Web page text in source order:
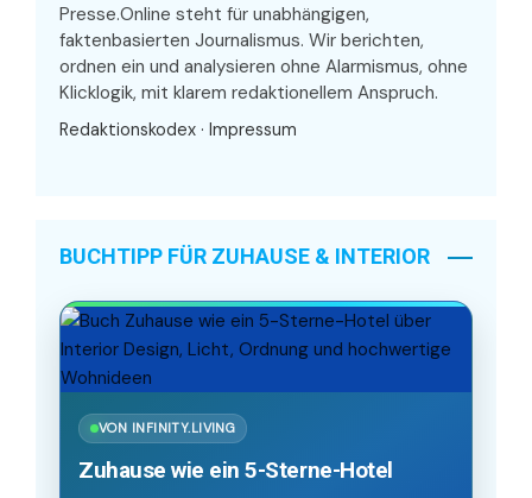
Presse.Online steht für unabhängigen,
faktenbasierten Journalismus. Wir berichten,
ordnen ein und analysieren ohne Alarmismus, ohne
Klicklogik, mit klarem redaktionellem Anspruch.
Redaktionskodex · Impressum
BUCHTIPP FÜR ZUHAUSE & INTERIOR
VON INFINITY.LIVING
Zuhause wie ein 5-Sterne-Hotel